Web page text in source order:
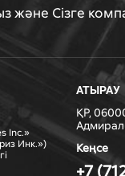
және Сізге
Inc.»
Инк.»)
АТЫРАУ
ҚР,
Адмирал
Кеңсе
+7